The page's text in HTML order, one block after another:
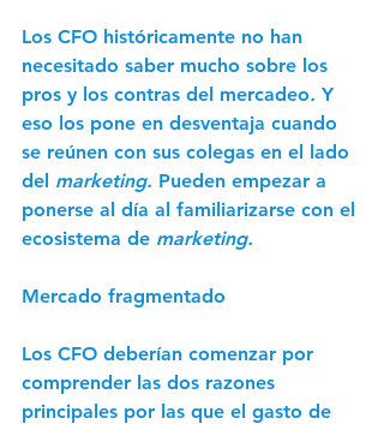
Los CFO históricamente no han
necesitado saber mucho sobre los
pros y los contras del mercadeo. Y
eso los pone en desventaja cuando
se reúnen con sus colegas en el lado
del marketing. Pueden empezar a
ponerse al día al familiarizarse con el
ecosistema de marketing.
Mercado fragmentado
Los CFO deberían comenzar por
comprender las dos razones
principales por las que el gasto de